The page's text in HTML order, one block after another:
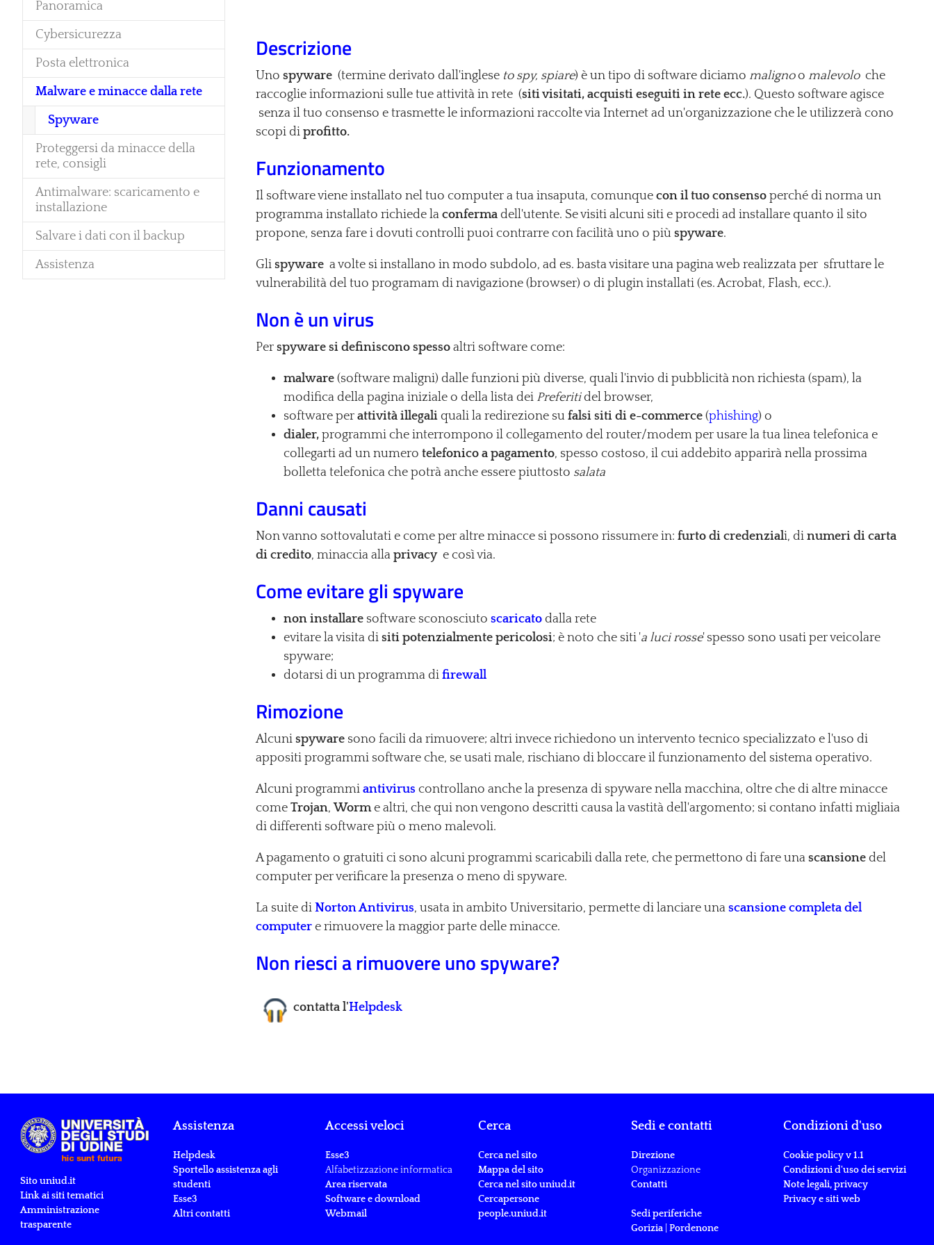
Panoramica
Cybersicurezza
Posta elettronica
Malware e minacce dalla rete
Spyware(current)
Proteggersi da minacce della
rete, consigli
Antimalware: scaricamento e
installazione
Salvare i dati con il backup
Assistenza
Descrizione
Uno spyware (termine derivato dall'inglese to spy, spiare) è un tipo di software diciamomalignoomalevoloche
raccoglie informazioni sulle tue attività in rete (siti visitati, acquisti eseguiti in rete ecc.). Questo software agisce
senza il tuo consenso e trasmette le informazioni raccolte via Internet ad un'organizzazione che le utilizzerà cono
scopi diprofitto.
Funzionamento
Il software viene installato nel tuo computer a tua insaputa, comunquecon il tuo consenso perché di norma un
programma installato richiede laconferma dell'utente. Se visiti alcuni siti e procedi ad installare quanto il sito
propone, senza fare i dovuti controlli puoi contrarre con facilità uno o piùspyware.
Glispyware a volte si installano in modo subdolo, ad es. basta visitare una pagina web realizzata per sfruttare le
vulnerabilità del tuo programam di navigazione (browser) o di plugin installati (es. Acrobat, Flash, ecc.).
Non è un virus
Perspyware si definiscono spessoaltri software come:
malware (software maligni) dalle funzioni più diverse, quali l'invio di pubblicità non richiesta (spam), la
modifica della pagina iniziale o della lista dei Preferitidel browser,
software perattività illegaliquali la redirezione sufalsi siti di e-commerce (phishing) o
dialer,programmi che interrompono il collegamento del router/modem per usare la tua linea telefonica e
collegarti ad un numero telefonico a pagamento, spesso costoso, il cui addebito apparirà nella prossima
bolletta telefonica che potrà anche essere piuttosto salata
Danni causati
Non vanno sottovalutati e come per altre minacce si possono rissumere in: furto di credenziali, dinumeri di carta
di credito, minaccia allaprivacy e così via.
Come evitare gli spyware
non installare software sconosciutoscaricato dalla rete
evitare la visita di siti potenzialmente pericolosi; è noto che siti 'a luci rosse' spesso sono usati per veicolare
spyware;
dotarsi di un programma difirewall
Rimozione
Alcunispyware sono facili da rimuovere; altri invece richiedono un intervento tecnico specializzato e l'uso di
appositi programmi software che, se usati male, rischiano di bloccare il funzionamento del sistema operativo.
Alcuni programmiantivirus controllano anche la presenza di spyware nella macchina, oltre che di altre minacce
comeTrojan,Worme altri, che qui non vengono descritti causa la vastità dell'argomento; si contano infatti migliaia
di differenti software più o meno malevoli.
A pagamento o gratuiti ci sono alcuni programmi scaricabili dalla rete, che permettono di fare unascansione del
computer per verificare la presenza o meno di spyware.
La suite diNorton Antivirus, usata in ambito Universitario, permette di lanciare unascansione completa del
computer e rimuovere la maggior parte delle minacce.
Non riesci a rimuovere uno spyware?
contatta l'Helpdesk
Sito uniud.it
Link ai siti tematici
Amministrazione
trasparente
Assistenza
Helpdesk
Sportello assistenza agli
studenti
Esse3
Altri contatti
Accessi veloci
Esse3
Alfabetizzazione informatica
Area riservata
Software e download
Webmail
Cerca
Cerca nel sito
Mappa del sito
Cerca nel sito uniud.it
Cercapersone
people.uniud.it
Sedi e contatti
Direzione
Organizzazione
Contatti
Sedi periferiche
Gorizia| Pordenone
Condizioni d'uso
Cookie policy v 1.1
Condizioni d'uso dei servizi
Note legali, privacy
Privacy e siti web